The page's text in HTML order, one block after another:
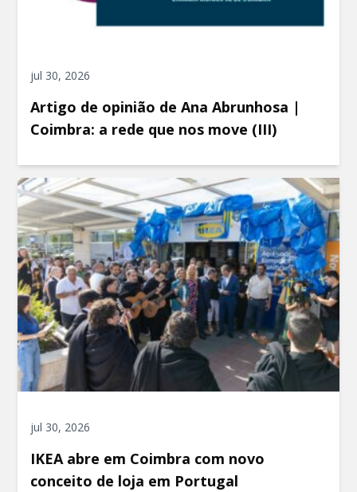
jul 30, 2026
Artigo de opinião de Ana Abrunhosa |
Coimbra: a rede que nos move (III)
jul 30, 2026
IKEA abre em Coimbra com novo
conceito de loja em Portugal